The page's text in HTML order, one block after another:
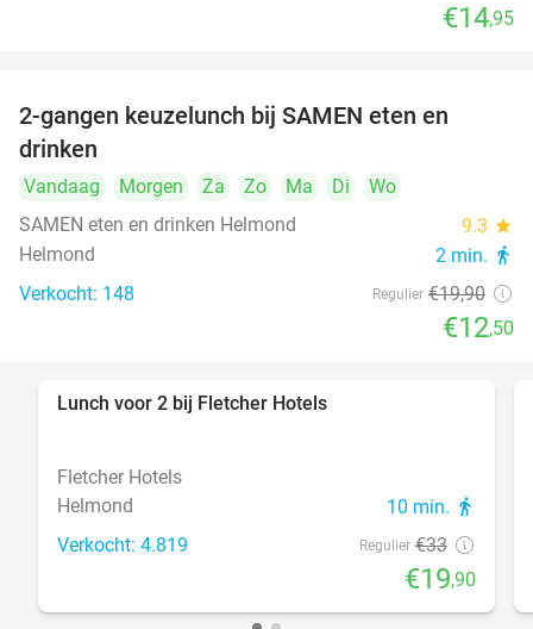
€14,95
2-gangen keuzelunch bij SAMEN eten en
drinken
Vandaag Morgen Za Zo Ma Di
Wo
SAMEN eten en drinken Helmond
9.3 star
Helmond 2 min. directions_walk
Verkocht: 148 Regulier €19,90
€12,50
Lunch voor 2 bij Fletcher Hotels
Fletcher Hotels
Helmond
10 min. directions_walk
Verkocht: 4.819 Regulier €33
€19,90